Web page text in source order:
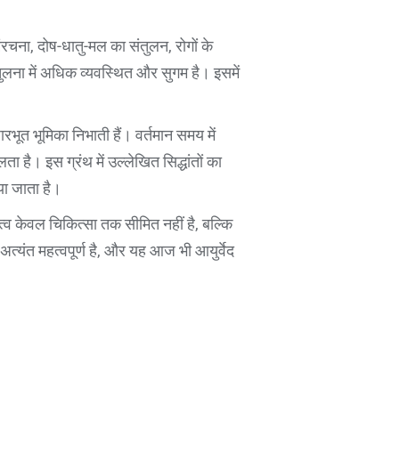
दोष-धातु-मल का संतुलन, रोगों के
में अधिक व्यवस्थित और सुगम है। इसमें
भूमिका निभाती हैं। वर्तमान समय में
है। इस ग्रंथ में उल्लेखित सिद्धांतों का
जाता है।
चिकित्सा तक सीमित नहीं है, बल्कि
अत्यंत महत्वपूर्ण है, और यह आज भी आयुर्वेद